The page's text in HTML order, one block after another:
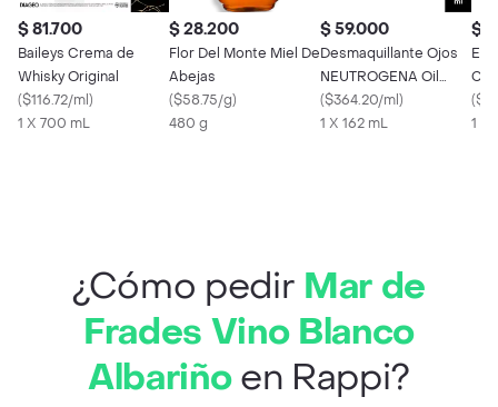
$ 81.700
Baileys Crema de
Whisky Original
($116.72/ml)
1 X 700 mL
$ 28.200
Flor Del Monte Miel De
Abejas
($58.75/g)
480 g
$ 59.000
Desmaquillante Ojos
NEUTROGENA Oil
Free x 162 ML
($364.20/ml)
1 X 162 mL
$
(
1 X
¿Cómo pedir Mar de
Frades Vino Blanco
Albariñoen Rappi?